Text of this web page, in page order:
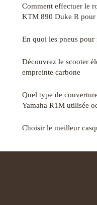
Comment effectuer le
KTM 890 Duke R pour
En quoi les pneus pour
Découvrez le scooter
empreinte carbone
Quel type de
Yamaha R1M utilisée
Choisir le meilleur